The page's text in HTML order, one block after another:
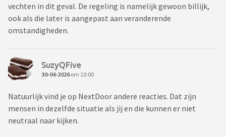
vechten in dit geval. De regeling is namelijk gewoon billijk,
ook als die later is aangepast aan veranderende
omstandigheden.
SuzyQFive
30-04-2026om 10:00
Natuurlijk vind je op NextDoor andere reacties. Dat zijn
mensen in dezelfde situatie als jij en die kunnen er niet
neutraal naar kijken.